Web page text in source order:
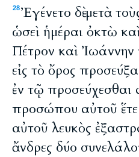
28Ἐγένετο δὲ μετὰ
ὡσεὶ ἡμέραι ὀκτὼ
Πέτρον καὶ
εἰς τὸ ὄρος
ἐν τῷ προσεύχεσθαι
προσώπου αὐτοῦ
αὐτοῦ λευκὸς
ἄνδρες δύο